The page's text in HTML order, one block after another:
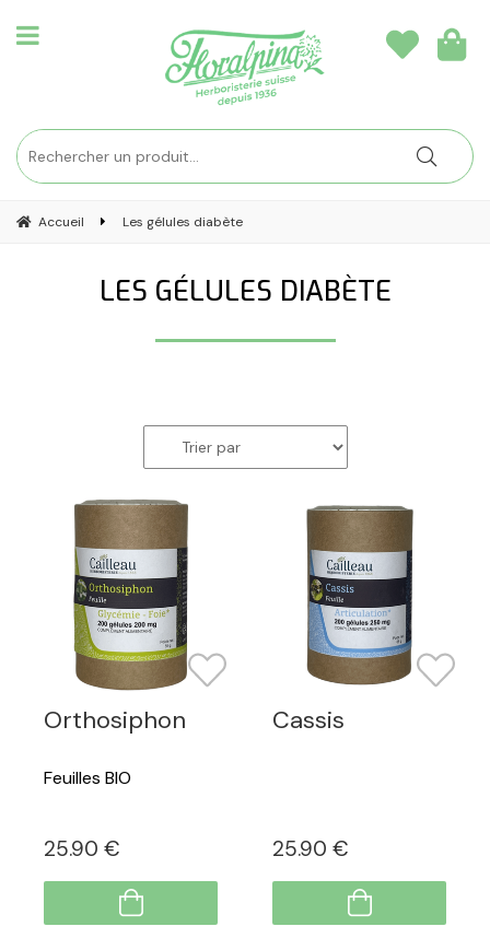
Accueil Les gélules diabète
LES GÉLULES DIABÈTE
Orthosiphon
Feuilles BIO
25.90 €
Cassis
25.90 €